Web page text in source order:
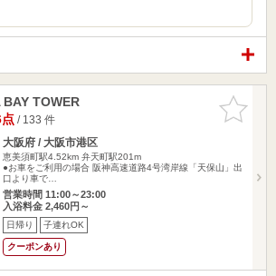
お気に入
りに追加
TOWER
/ 133 件
大阪府 / 大阪市港区
恵美須町駅4.52km 弁天町駅201m
●お車をご利用の場合 阪神高速道路4号湾岸線「天保山」出
口より車で…
営業時間 11:00～23:00
入浴料金 2,460円～
日帰り 子連れOK
クーポンあり